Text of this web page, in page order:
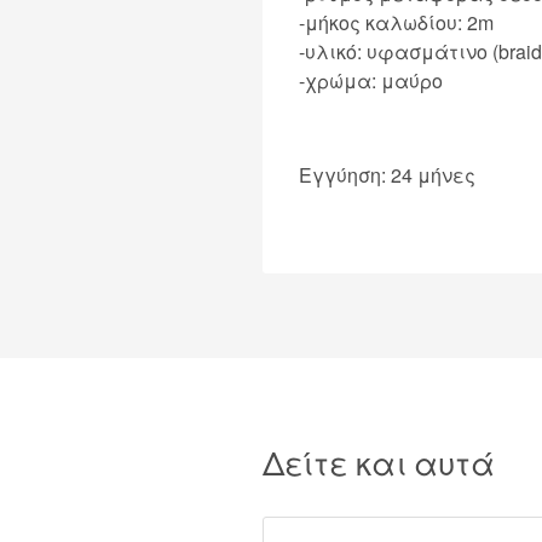
-μήκος καλωδίου: 2m
-υλικό: υφασμάτινο
-χρώμα: μαύρο
Εγγύηση: 24 μήνες
Δείτε και αυτά